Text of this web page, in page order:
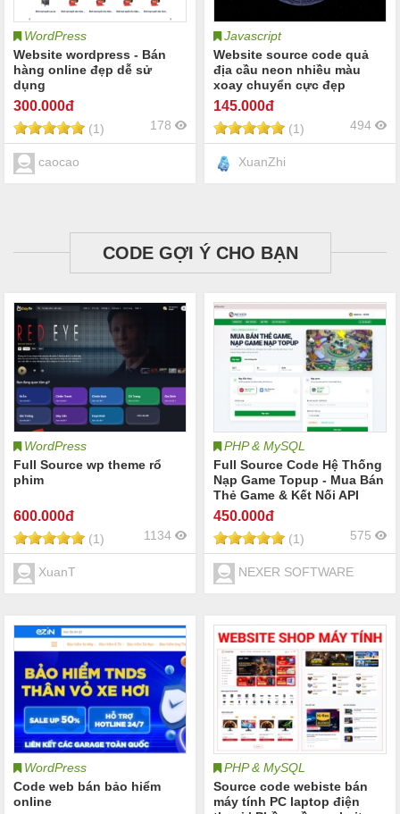
WordPress
Website wordpress - Bán
hàng online đẹp dễ sử
dụng
300.000đ
(1) 178
caocao
Javascript
Website source code quả
địa cầu neon nhiều màu
xoay chuyển cực đẹp
145.000đ
(1) 494
XuanZhi
CODE GỢI Ý CHO BẠN
WordPress
Full Source wp theme rổ
phim
600.000đ
(1) 1134
XuanT
PHP & MySQL
Full Source Code Hệ Thống
Nạp Game Topup - Mua Bán
Thẻ Game & Kết Nối API
Merchant Chuyên Nghiệp
(Laravel + Vue.js)
450.000đ
(1) 575
NEXER SOFTWARE
WordPress
Code web bán bảo hiểm
online
PHP & MySQL
Source code webiste bán
máy tính PC laptop điện